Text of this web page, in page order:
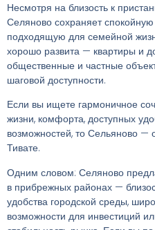
Несмотря на близость к
Селяново сохраняет
подходящую для семейной
хорошо развита — квартиры и
общественные и частные
шаговой доступности.
Если вы ищете гармоничное
жизни, комфорта, доступных
возможностей, то Сельяново —
Тивате.
Одним словом: Селяново
в прибрежных районах —
удобства городской среды,
возможности для инвестиций